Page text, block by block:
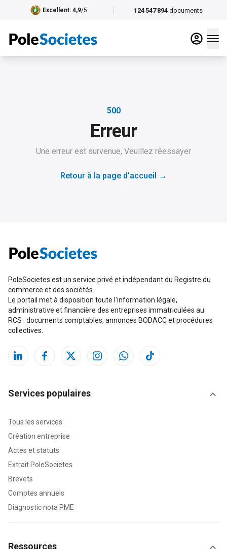
124 547 894 documents
Excellent: 4,9/5
500
Erreur
Une erreur est survenue, Veuillez réessayer
Retour à la page d'accueil →
PoleSocietes est un service privé et indépendant du Registre du
commerce et des sociétés.
Le portail met à disposition toute l'information légale,
administrative et financière des entreprises immatriculées au
RCS : documents comptables, annonces BODACC et procédures
collectives.
Services populaires
Tous les services
Création entreprise
Actes et statuts
Extrait PoleSocietes
Brevets
Comptes annuels
Diagnostic nota PME
Ressources